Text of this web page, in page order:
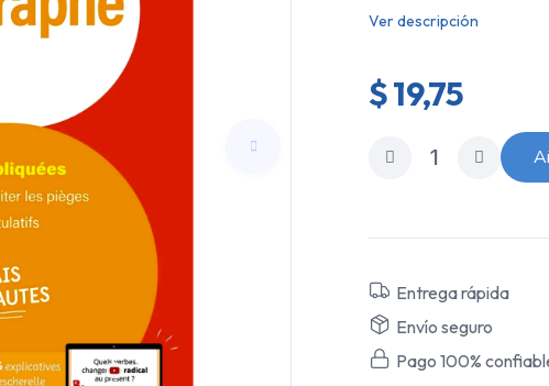
Ver descripción
$ 19,75
Entrega rápida
Envío seguro
Pago 100%